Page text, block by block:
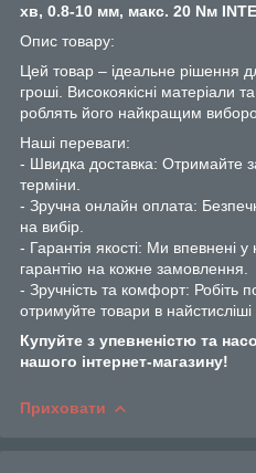
хв, 0.8-10 мм, макс. 20 Nм
Опис товару:
Цей товар – ідеальне рішення
гроші. Високоякісні матеріали
роблять його найкращим
Наші переваги:
- Швидка доставка: Отримайте
терміни.
- Зручна онлайн оплата:
на вибір.
- Гарантія якості: Ми впевнені
гарантію на кожне замовлення.
- Зручність та комфорт: Робіть
отримуйте товари в найстисліші
Купуйте з упевненістю та
нашого інтернет-магазину!
Приховати